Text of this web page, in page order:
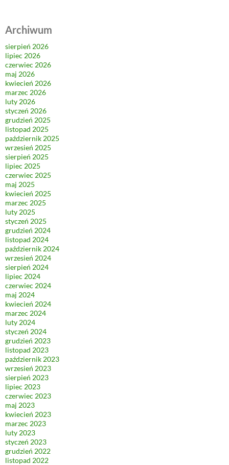
Archiwum
sierpień 2026
lipiec 2026
czerwiec 2026
maj 2026
kwiecień 2026
marzec 2026
luty 2026
styczeń 2026
grudzień 2025
listopad 2025
październik 2025
wrzesień 2025
sierpień 2025
lipiec 2025
czerwiec 2025
maj 2025
kwiecień 2025
marzec 2025
luty 2025
styczeń 2025
grudzień 2024
listopad 2024
październik 2024
wrzesień 2024
sierpień 2024
lipiec 2024
czerwiec 2024
maj 2024
kwiecień 2024
marzec 2024
luty 2024
styczeń 2024
grudzień 2023
listopad 2023
październik 2023
wrzesień 2023
sierpień 2023
lipiec 2023
czerwiec 2023
maj 2023
kwiecień 2023
marzec 2023
luty 2023
styczeń 2023
grudzień 2022
listopad 2022